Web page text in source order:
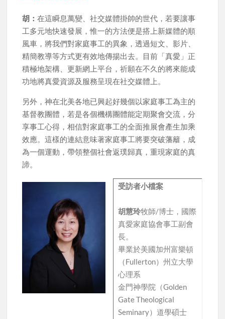
胡：在這瞬息萬變、社交媒體掛帥的世代，若要讓事
工多元地快速發展，惟一的方法便是搭上新媒體的順
風車，將我們對家庭事工的異象，透過短文、影片、
精簡教導等方式更有效地傳揚出去。目前「真愛」正
積極地架構、更新網上平台，祈願在不久的將來能成
功地將真愛資源及服務呈現在社交媒體上。
另外，神在北美各地已興起好幾個以家庭事工為主的
基督教團體，若是各個機構團體能定期聚會交流，分
享事工心得，相信對家庭事工的全面推展會產生加乘
效應。這樣的連結意味著家庭事工將要突破藩籬，成
為一個運動，帶領整個社會返璞歸真，重現家庭的真
諦。
受訪者小檔案
胡慧玲牧師/博士，國際
真愛家庭協會事工副會
長。
畢業於美國加州富樂頓
（Fullerton）州立大學
心理系
金門神學院（Golden
Gate Theological
Seminary）道學碩士